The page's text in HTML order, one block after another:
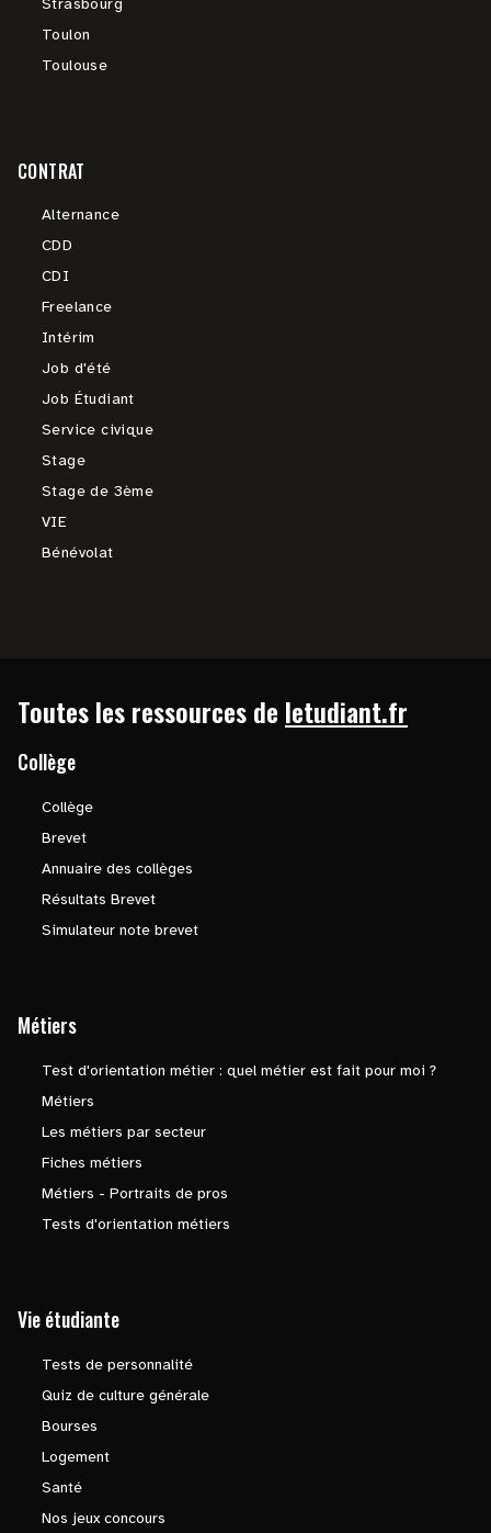
Strasbourg
Toulon
Toulouse
CONTRAT
Alternance
CDD
CDI
Freelance
Intérim
Job d'été
Job Étudiant
Service civique
Stage
Stage de 3ème
VIE
Bénévolat
Toutes les ressources de letudiant.fr
Collège
Collège
Brevet
Annuaire des collèges
Résultats Brevet
Simulateur note brevet
Métiers
Test d'orientation métier : quel métier est fait pour moi ?
Métiers
Les métiers par secteur
Fiches métiers
Métiers - Portraits de pros
Tests d'orientation métiers
Vie étudiante
Tests de personnalité
Quiz de culture générale
Bourses
Logement
Santé
Nos jeux concours